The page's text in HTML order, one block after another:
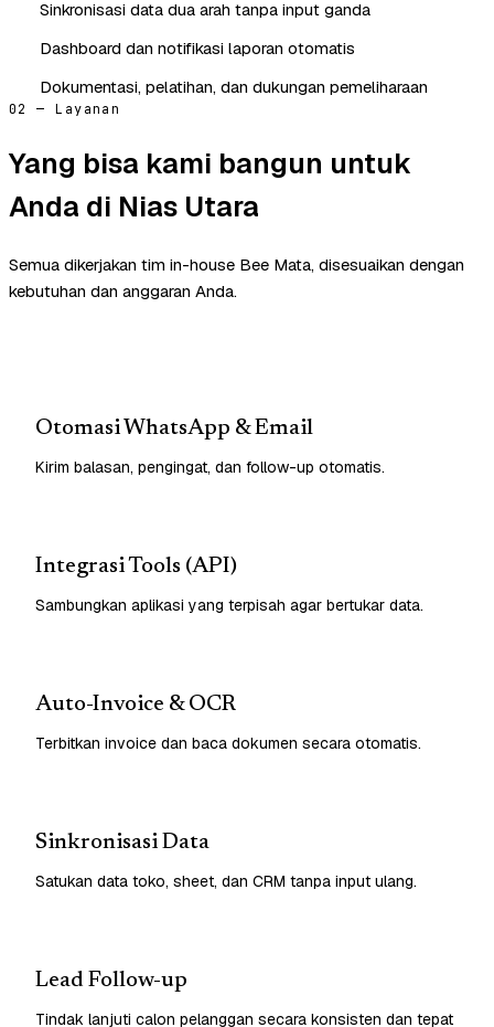
Sinkronisasi data dua arah tanpa input ganda
Dashboard dan notifikasi laporan otomatis
Dokumentasi, pelatihan, dan dukungan pemeliharaan
02 — Layanan
Yang bisa kami bangun untuk
Anda di Nias Utara
Semua dikerjakan tim in-house Bee Mata, disesuaikan dengan
kebutuhan dan anggaran Anda.
Otomasi WhatsApp & Email
Kirim balasan, pengingat, dan follow-up otomatis.
Integrasi Tools (API)
Sambungkan aplikasi yang terpisah agar bertukar data.
Auto-Invoice & OCR
Terbitkan invoice dan baca dokumen secara otomatis.
Sinkronisasi Data
Satukan data toko, sheet, dan CRM tanpa input ulang.
Lead Follow-up
Tindak lanjuti calon pelanggan secara konsisten dan tepat